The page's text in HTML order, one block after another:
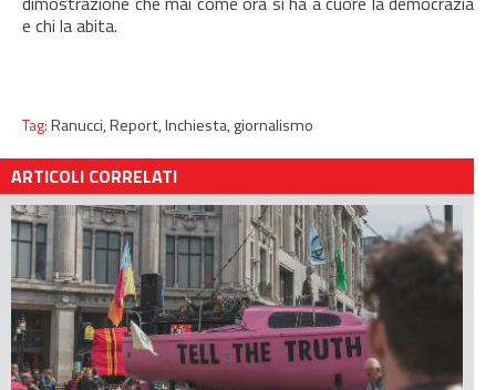
e chi la abita.
Tag:Ranucci,Report,Inchiesta,giornalismo
ARTICOLI CORRELATI